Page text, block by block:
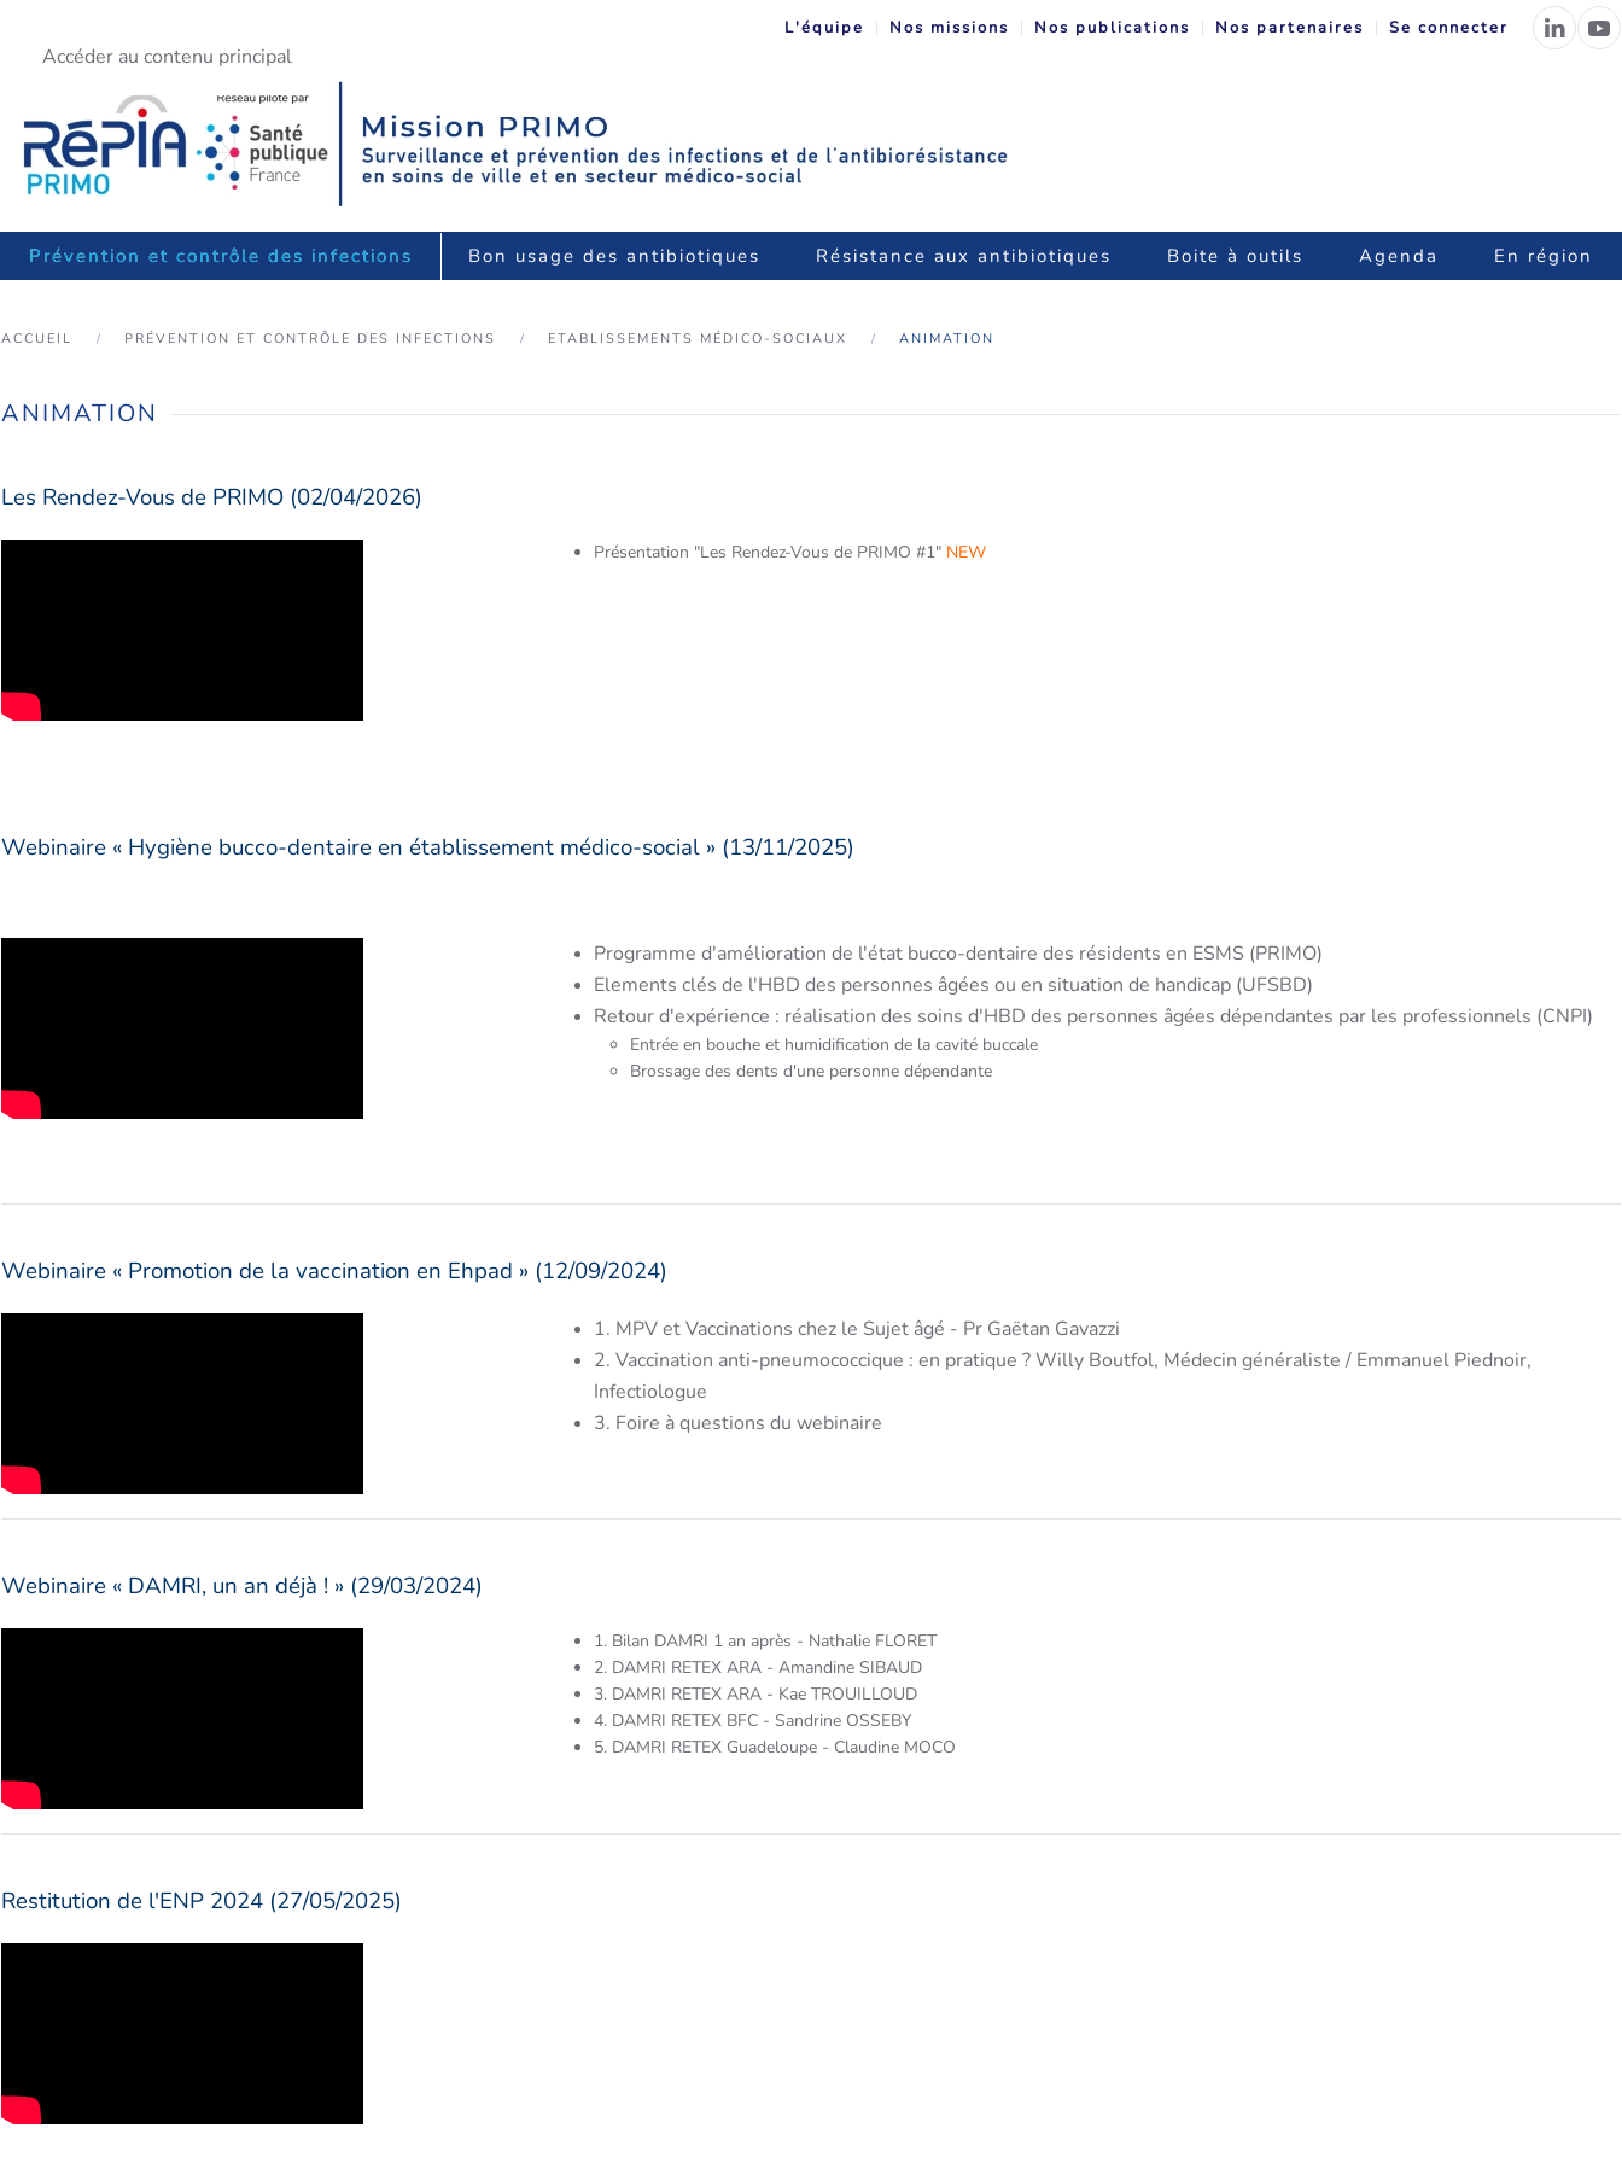
Accéder au contenu principal
L'équipe Nos missions Nos publications Nos partenaires Se connecter
Prévention et contrôle des infections Bon usage des antibiotiques Résistance aux antibiotiques Boite à outils Agenda En région
ACCUEIL PRÉVENTION ET CONTRÔLE DES INFECTIONS ETABLISSEMENTS MÉDICO-SOCIAUX ANIMATION
ANIMATION
Les Rendez-Vous de PRIMO (02/04/2026)
Présentation "Les Rendez-Vous de PRIMO #1" NEW
Webinaire « Hygiène bucco-dentaire en établissement médico-social » (13/11/2025)
Programme d'amélioration de l'état bucco-dentaire des résidents en ESMS (PRIMO)
Elements clés de l'HBD des personnes âgées ou en situation de handicap (UFSBD)
Retour d'expérience : réalisation des soins d'HBD des personnes âgées dépendantes par les professionnels (CNPI)
Entrée en bouche et humidification de la cavité buccale
Brossage des dents d'une personne dépendante
Webinaire « Promotion de la vaccination en Ehpad » (12/09/2024)
1. MPV et Vaccinations chez le Sujet âgé - Pr Gaëtan Gavazzi
2. Vaccination anti-pneumococcique : en pratique ? Willy Boutfol, Médecin généraliste / Emmanuel Piednoir,
Infectiologue
3. Foire à questions du webinaire
Webinaire « DAMRI, un an déjà ! » (29/03/2024)
1. Bilan DAMRI 1 an après - Nathalie FLORET
2. DAMRI RETEX ARA - Amandine SIBAUD
3. DAMRI RETEX ARA - Kae TROUILLOUD
4. DAMRI RETEX BFC - Sandrine OSSEBY
5. DAMRI RETEX Guadeloupe - Claudine MOCO
Restitution de l'ENP 2024 (27/05/2025)